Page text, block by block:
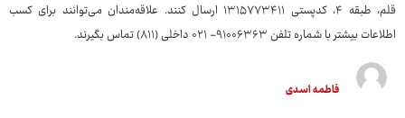
قلم، طبقه ۴، کدپستی ۱۳۱۵۷۷۳۴۱۱ ارسال کنند. علاقه‌مندان می‌توانند برای کسب
اطلاعات بیشتر با شماره تلفن ۹۱۰۰۶۳۶۳- ۰۲۱ داخلی (۸۱۱) تماس بگیرند.
فاطمه اسدی